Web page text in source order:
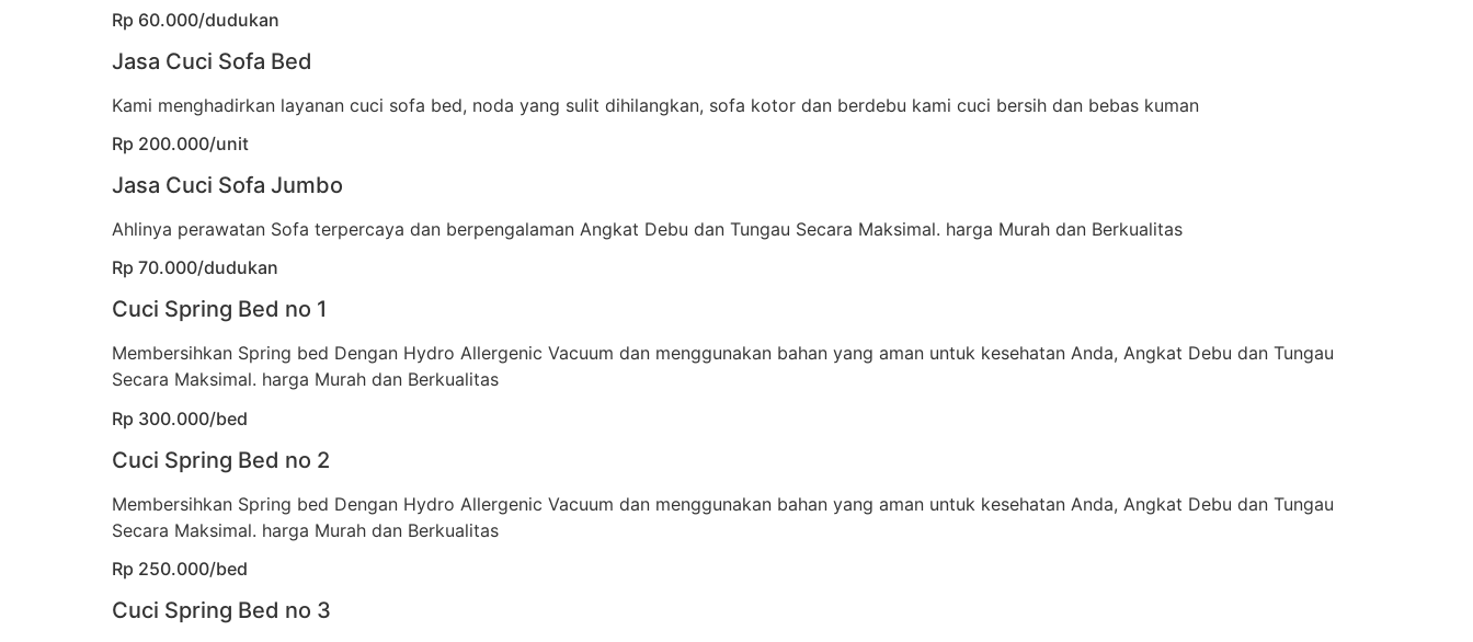
Rp 60.000/dudukan
Jasa Cuci Sofa Bed
Kami menghadirkan layanan cuci sofa bed, noda yang sulit dihilangkan, sofa kotor dan berdebu kami cuci bersih dan bebas kuman
Rp 200.000/unit
Jasa Cuci Sofa Jumbo
Ahlinya perawatan Sofa terpercaya dan berpengalaman Angkat Debu dan Tungau Secara Maksimal. harga Murah dan Berkualitas
Rp 70.000/dudukan
Cuci Spring Bed no 1
Membersihkan Spring bed Dengan Hydro Allergenic Vacuum dan menggunakan bahan yang aman untuk kesehatan Anda, Angkat Debu dan Tungau
Secara Maksimal. harga Murah dan Berkualitas
Rp 300.000/bed
Cuci Spring Bed no 2
Membersihkan Spring bed Dengan Hydro Allergenic Vacuum dan menggunakan bahan yang aman untuk kesehatan Anda, Angkat Debu dan Tungau
Secara Maksimal. harga Murah dan Berkualitas
Rp 250.000/bed
Cuci Spring Bed no 3